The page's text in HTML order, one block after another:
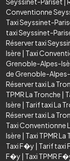
Conventionne
Taxi Seyssinet-
taxi Seyssinet-
Réserver taxi
Isère | Taxi
Grenoble-Alpes-
de Grenoble-
Réserver taxi La
TPMR La Tronche |
Isère | Tarif taxi La
Réserver taxi La
Taxi Conventionne
Isère | Taxi TPMR
Taxi F�y | Tarif taxi
F�y | Taxi TPMR